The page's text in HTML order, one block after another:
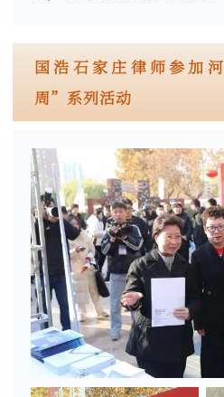
国浩石家庄律师参加
周”系列活动